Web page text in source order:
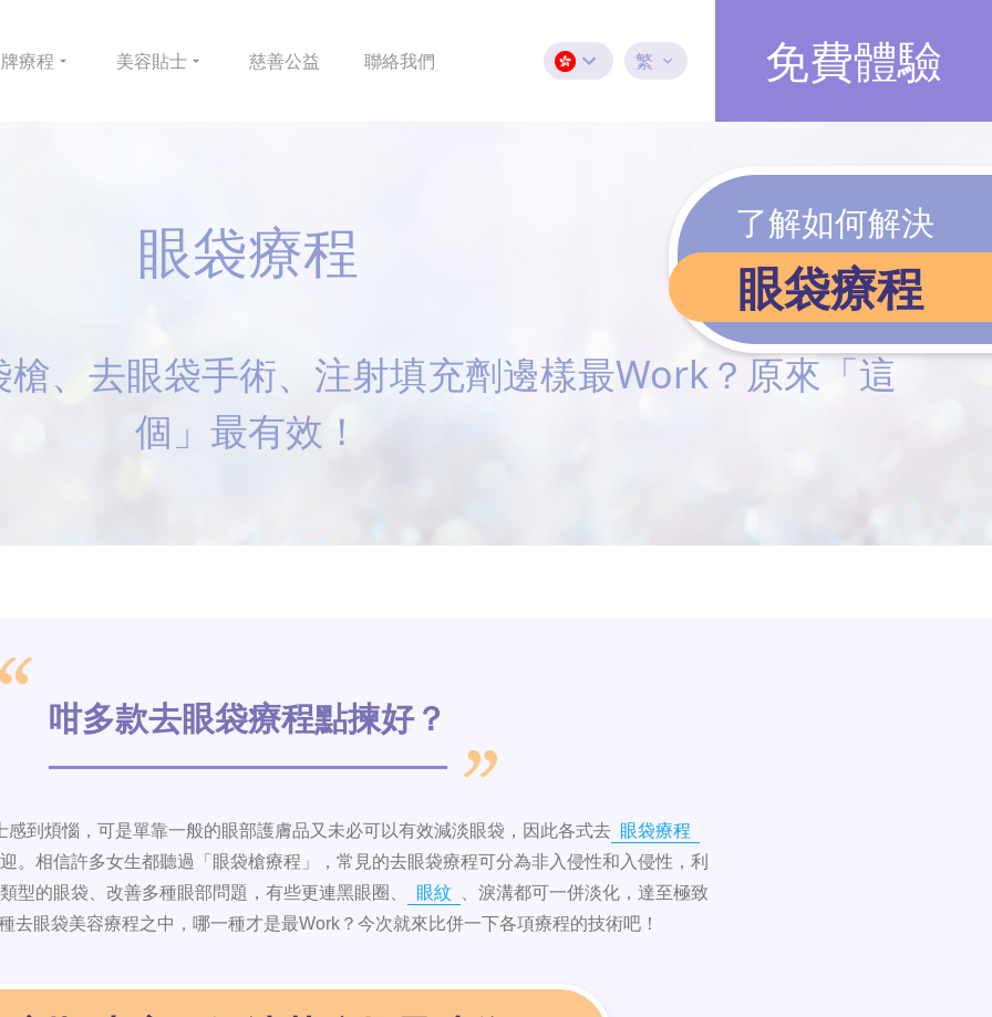
療程 美容貼士 慈善公益 聯絡我們 繁 免費體驗
了解如何解決
眼袋療程
眼袋療程
、去眼袋手術、注射填充劑邊樣最Work？原來「這
個」最有效！
咁多款去眼袋療程點揀好？
感到煩惱，可是單靠一般的眼部護膚品又未必可以有效減淡眼袋，因此各式去 眼袋療程
。相信許多女生都聽過「眼袋槍療程」，常見的去眼袋療程可分為非入侵性和入侵性，利
型的眼袋、改善多種眼部問題，有些更連黑眼圈、
眼紋
、淚溝都可一併淡化，達至極致
去眼袋美容療程之中，哪一種才是最Work？今次就來比併一下各項療程的技術吧！